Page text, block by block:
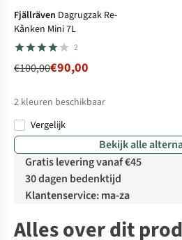
Fjällräven Dagrugzak Re-
Kånken Mini 7L
2
€100,00€90,00
2 kleuren beschikbaar
%
%
Vergelijk
Bekijk alle
Gratis levering vanaf €45
30 dagen bedenktijd
Klantenservice: ma-za
Alles over dit